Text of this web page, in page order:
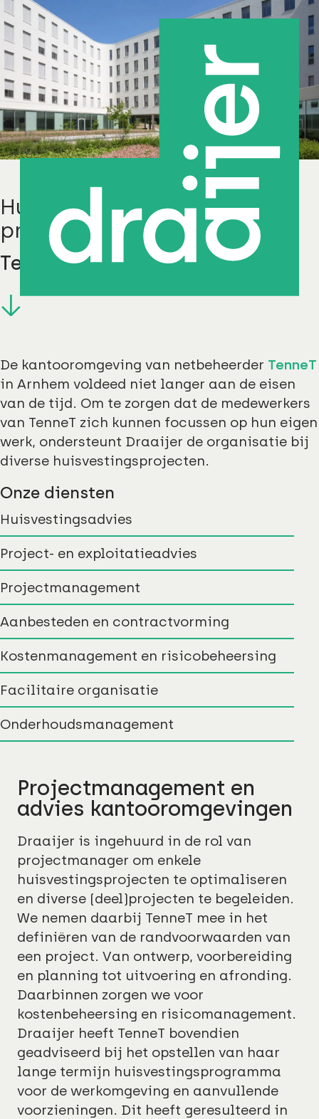
Huisvestings- en facilitaire
projecten
TenneT Arnhem
De kantooromgeving van netbeheerder TenneT
in Arnhem voldeed niet langer aan de eisen
van de tijd. Om te zorgen dat de medewerkers
van TenneT zich kunnen focussen op hun eigen
werk, ondersteunt Draaijer de organisatie bij
diverse huisvestingsprojecten.
Onze diensten
Huisvestingsadvies
Project- en exploitatieadvies
Projectmanagement
Aanbesteden en contractvorming
Kostenmanagement en risicobeheersing
Facilitaire organisatie
Onderhoudsmanagement
Projectmanagement en
advies kantooromgevingen
Draaijer is ingehuurd in de rol van
projectmanager om enkele
huisvestingsprojecten te optimaliseren
en diverse (deel)projecten te begeleiden.
We nemen daarbij TenneT mee in het
definiëren van de randvoorwaarden van
een project. Van ontwerp, voorbereiding
en planning tot uitvoering en afronding.
Daarbinnen zorgen we voor
kostenbeheersing en risicomanagement.
Draaijer heeft TenneT bovendien
geadviseerd bij het opstellen van haar
lange termijn huisvestingsprogramma
voor de werkomgeving en aanvullende
voorzieningen. Dit heeft geresulteerd in